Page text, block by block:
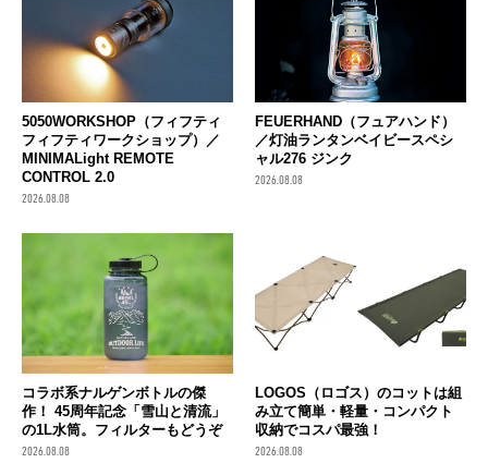
5050WORKSHOP（フィフティ
フィフティワークショップ）／
MINIMALight REMOTE
CONTROL 2.0
2026.08.08
FEUERHAND（フュアハンド）
／灯油ランタンベイビースペシ
ャル276 ジンク
2026.08.08
コラボ系ナルゲンボトルの傑
作！ 45周年記念「雪山と清流」
の1L水筒。フィルターもどうぞ
2026.08.08
LOGOS（ロゴス）のコットは組
み立て簡単・軽量・コンパクト
収納でコスパ最強！
2026.08.08